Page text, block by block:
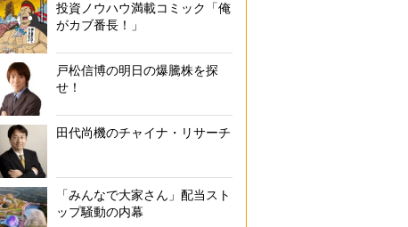
投資ノウハウ満載コミック「俺
がカブ番長！」
戸松信博の明日の爆騰株を探
せ！
田代尚機のチャイナ・リサーチ
「みんなで大家さん」配当スト
ップ騒動の内幕